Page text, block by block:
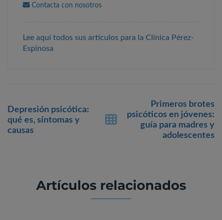
Contacta con nosotros
Lee aquí todos sus artículos para la Clínica Pérez-
Espinosa
navigation
Depresión psicótica:
qué es, síntomas y
causas
Primeros brotes
psicóticos en jóvenes:
guía para madres y
adolescentes
Artículos relacionados